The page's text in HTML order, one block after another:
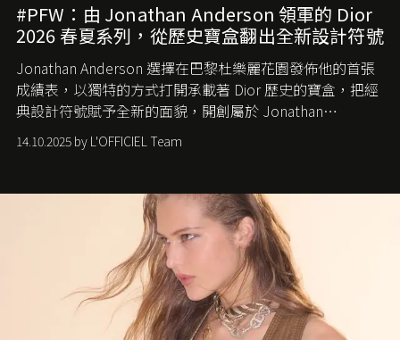
#PFW：由 Jonathan Anderson 領軍的 Dior
2026 春夏系列，從歷史寶盒翻出全新設計符號
Jonathan Anderson 選擇在巴黎杜樂麗花園發佈他的首張
成績表，以獨特的方式打開承載著 Dior 歷史的寶盒，把經
典設計符號賦予全新的面貌，開創屬於 Jonathan
Anderson 的 Dior 時代。
14.10.2025 by L'OFFICIEL Team